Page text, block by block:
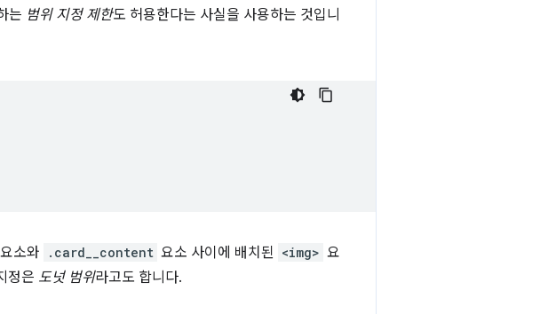
는 범위 지정 제한도 허용한다는 사실을 사용하는 것입니
요소와 .card__content 요소 사이에 배치된 <img> 요
정은 도넛 범위라고도 합니다.